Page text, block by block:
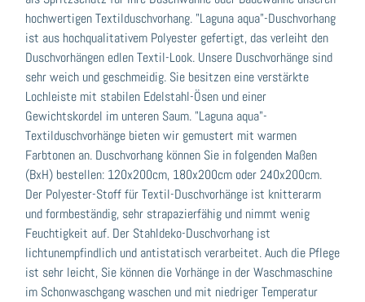
hochwertigen Textilduschvorhang. "Laguna aqua"-Duschvorhang
ist aus hochqualitativem Polyester gefertigt, das verleiht den
Duschvorhängen edlen Textil-Look. Unsere Duschvorhänge sind
sehr weich und geschmeidig. Sie besitzen eine verstärkte
Lochleiste mit stabilen Edelstahl-Ösen und einer
Gewichtskordel im unteren Saum. "Laguna aqua"-
Textilduschvorhänge bieten wir gemustert mit warmen
Farbtonen an. Duschvorhang können Sie in folgenden Maßen
(BxH) bestellen: 120x200cm, 180x200cm oder 240x200cm.
Der Polyester-Stoff für Textil-Duschvorhänge ist knitterarm
und formbeständig, sehr strapazierfähig und nimmt wenig
Feuchtigkeit auf. Der Stahldeko-Duschvorhang ist
lichtunempfindlich und antistatisch verarbeitet. Auch die Pflege
ist sehr leicht, Sie können die Vorhänge in der Waschmaschine
im Schonwaschgang waschen und mit niedriger Temperatur